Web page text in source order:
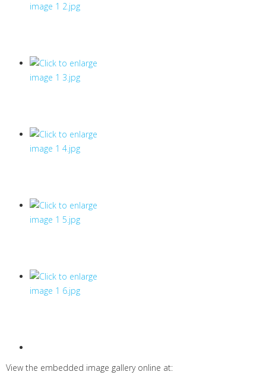
View the embedded image gallery online at: